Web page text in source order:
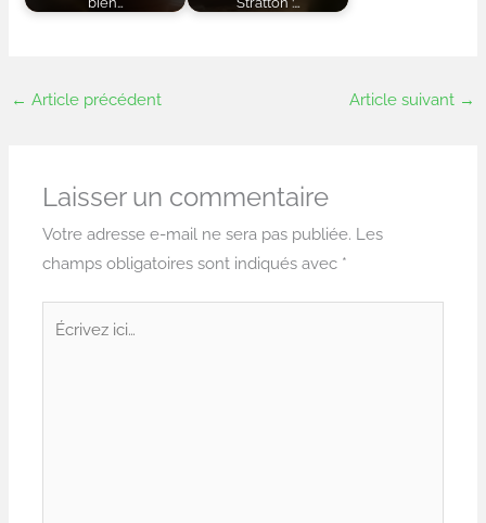
← Article précédent Article suivant →
Laisser un commentaire
Votre adresse e-mail ne sera pas publiée. Les
champs obligatoires sont indiqués avec *